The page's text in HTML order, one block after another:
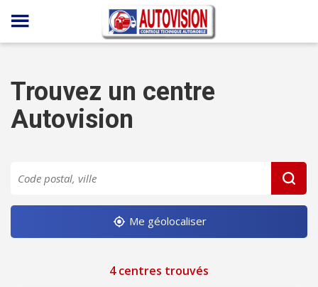
Panneau de gestion des cookies
Trouvez un centre
Autovision
Me géolocaliser
4 centres trouvés